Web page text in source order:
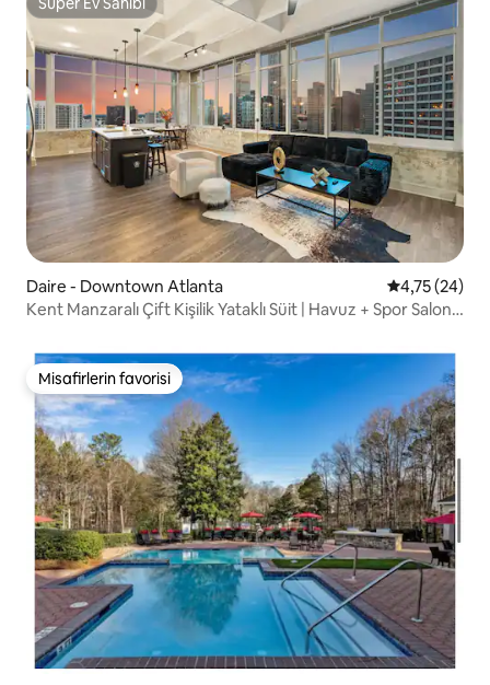
Süper Ev Sahibi
Daire - Downtown Atlanta 5 üzerinden
4,75 (24)
Kent Manzaralı Çift Kişilik Yataklı Süit | Havuz + Spor Salonu
Misafirlerin favorisi
Misafirlerin favorisi